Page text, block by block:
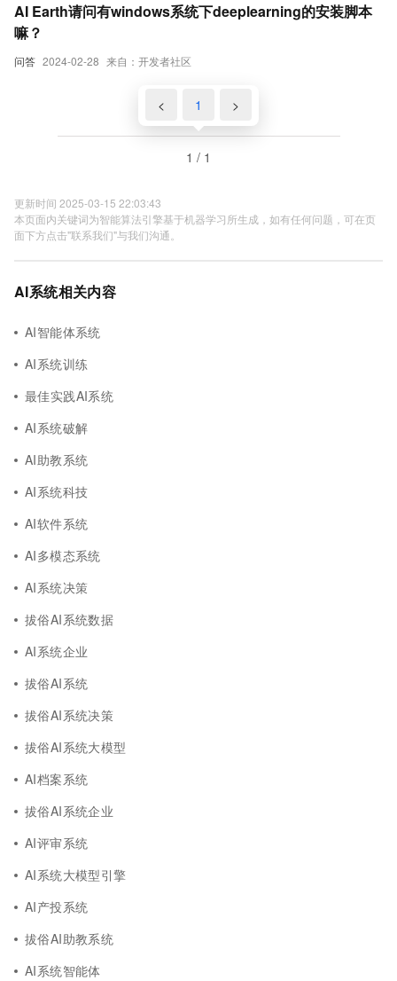
问答 2024-02-28 来自：开发者社区
AI Earth请问有windows系统下deeplearning的安装脚本
嘛？
< 1 >
1 / 1
更新时间 2025-03-15 22:03:43
本页面内关键词为智能算法引擎基于机器学习所生成，如有任何问题，可在页
面下方点击"联系我们"与我们沟通。
AI系统相关内容
AI智能体系统
AI系统训练
最佳实践AI系统
AI系统破解
AI助教系统
AI系统科技
AI软件系统
AI多模态系统
AI系统决策
拔俗AI系统数据
AI系统企业
拔俗AI系统
拔俗AI系统决策
拔俗AI系统大模型
AI档案系统
拔俗AI系统企业
AI评审系统
AI系统大模型引擎
AI产投系统
拔俗AI助教系统
AI系统智能体